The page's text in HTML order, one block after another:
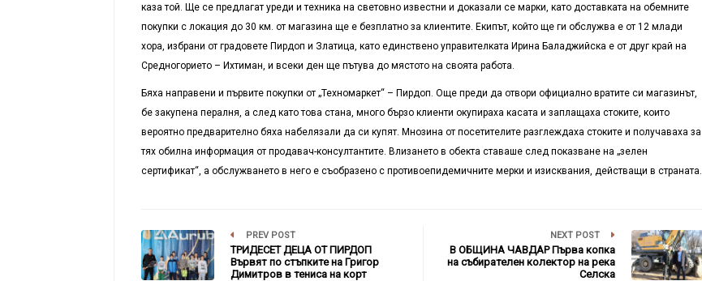
каза той. Ще се предлагат уреди и техника на световно известни и доказали се марки, като доставката на обемните
покупки с локация до 30 км. от магазина ще е безплатно за клиентите. Екипът, който ще ги обслужва е от 12 млади
хора, избрани от градовете Пирдоп и Златица, като единствено управителката Ирина Баладжийска е от друг край на
Средногорието – Ихтиман, и всеки ден ще пътува до мястото на своята работа.
Бяха направени и първите покупки от „Техномаркет“ – Пирдоп. Още преди да отвори официално вратите си магазинът,
бе закупена пералня, а след като това стана, много бързо клиенти окупираха касата и заплащаха стоките, които
вероятно предварително бяха набелязали да си купят. Мнозина от посетителите разглеждаха стоките и получаваха за
тях обилна информация от продавач-консултантите. Влизането в обекта ставаше след показване на „зелен
сертификат“, а обслужването в него е съобразено с противоепидемичните мерки и изисквания, действащи в страната.
PREV POST
ТРИДЕСЕТ ДЕЦА ОТ ПИРДОП
Вървят по стъпките на Григор
Димитров в тениса на корт
NEXT POST
В ОБЩИНА ЧАВДАР Първа копка
на събирателен колектор на река
Селска